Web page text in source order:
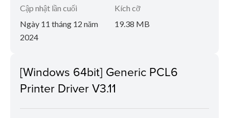
Cập nhật lần cuối
Ngày 11 tháng 12 năm
2024
Kích cỡ
19.38 MB
[Windows 64bit] Generic PCL6
Printer Driver V3.11